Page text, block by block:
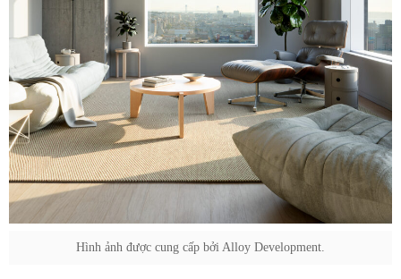
Hình ảnh được cung cấp bởi Alloy Development.